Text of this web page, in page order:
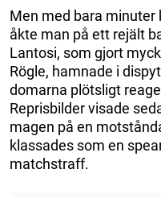
Men med bara minuter
åkte man på ett rejält
Lantosi, som gjort
Rögle, hamnade i
domarna plötsligt
Reprisbilder visade
magen på en
klassades som en
matchstraff.